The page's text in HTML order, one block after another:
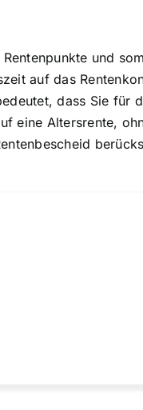
und
auf das
dass Sie für
eine Altersrente,